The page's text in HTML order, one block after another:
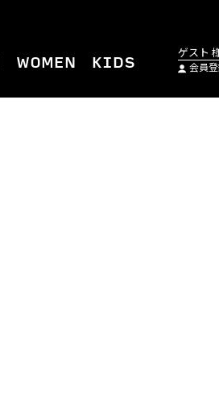
WOMEN KIDS
ゲスト
会員